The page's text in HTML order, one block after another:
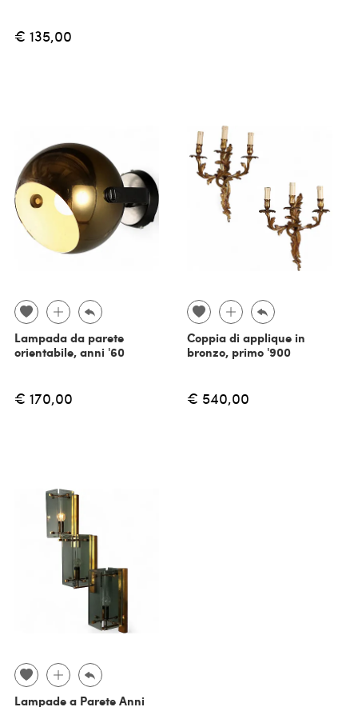
€ 135,00
Lampada da parete
orientabile, anni '60
€ 170,00
Coppia di applique in
bronzo, primo '900
€ 540,00
Lampade a Parete Anni